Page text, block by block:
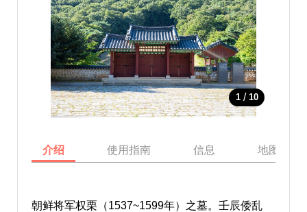
1 / 10
介绍 使用指南 信息 地图
朝鲜将军权栗（1537~1599年）之墓。壬辰倭乱